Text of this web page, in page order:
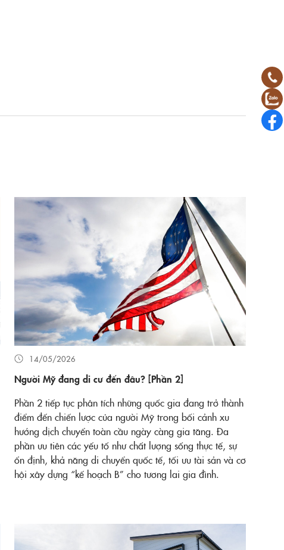
14/05/2026
Người Mỹ đang di cư đến đâu? [Phần 2]
Phần 2 tiếp tục phân tích những quốc gia đang trở thành
điểm đến chiến lược của người Mỹ trong bối cảnh xu
hướng dịch chuyển toàn cầu ngày càng gia tăng. Đa
phần ưu tiên các yếu tố như chất lượng sống thực tế, sự
ổn định, khả năng di chuyển quốc tế, tối ưu tài sản và cơ
hội xây dựng “kế hoạch B” cho tương lai gia đình.